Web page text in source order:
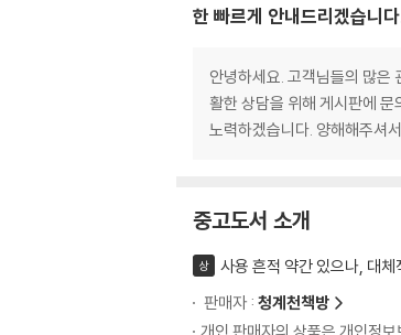
한 빠르게 안내드리겠습니
안녕하세요. 고객님들의 많은
활한 상담을 위해 게시판에
노력하겠습니다. 양해해주셔
중고도서 소개
상
사용 흔적 약간 있으나, 대
판매자 : 청계천책방